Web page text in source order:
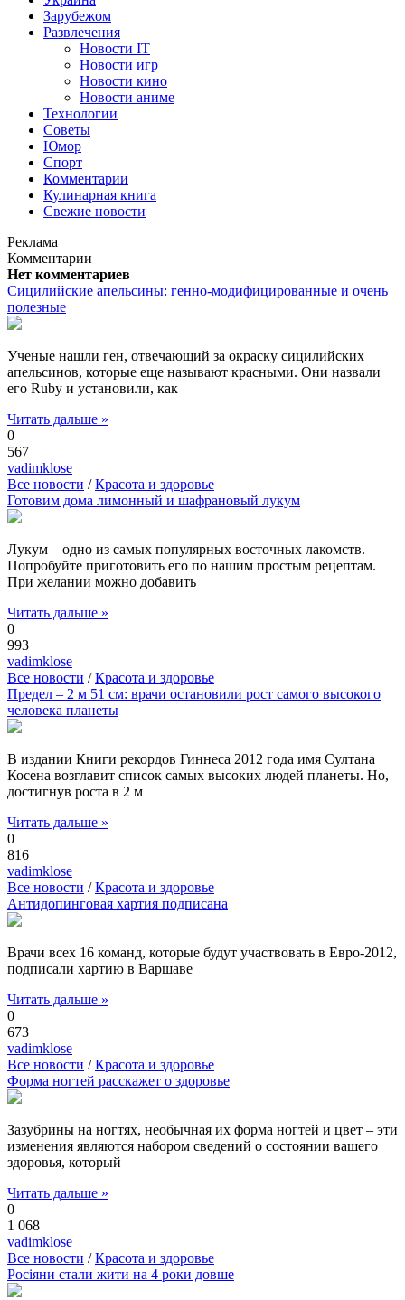
Зарубежом
Развлечения
Новости IT
Новости игр
Новости кино
Новости аниме
Технологии
Советы
Юмор
Спорт
Комментарии
Кулинарная книга
Свежие новости
Реклама
Комментарии
Нет комментариев
Сицилийские апельсины: генно-модифицированные и очень
полезные
Ученые нашли ген, отвечающий за окраску сицилийских
апельсинов, которые еще называют красными. Они назвали
его Ruby и установили, как
Читать дальше »
0
567
vadimklose
Все новости /Красота и здоровье
Готовим дома лимонный и шафрановый лукум
Лукум – одно из самых популярных восточных лакомств.
Попробуйте приготовить его по нашим простым рецептам.
При желании можно добавить
Читать дальше »
0
993
vadimklose
Все новости /Красота и здоровье
Предел – 2 м 51 см: врачи остановили рост самого высокого
человека планеты
В издании Книги рекордов Гиннеса 2012 года имя Султана
Косена возглавит список самых высоких людей планеты. Но,
достигнув роста в 2 м
Читать дальше »
0
816
vadimklose
Все новости /Красота и здоровье
Антидопинговая хартия подписана
Врачи всех 16 команд, которые будут участвовать в Евро-2012,
подписали хартию в Варшаве
Читать дальше »
0
673
vadimklose
Все новости /Красота и здоровье
Форма ногтей расскажет о здоровье
Зазубрины на ногтях, необычная их форма ногтей и цвет – эти
изменения являются набором сведений о состоянии вашего
здоровья, который
Читать дальше »
0
1 068
vadimklose
Все новости /Красота и здоровье
Росіяни стали жити на 4 роки довше